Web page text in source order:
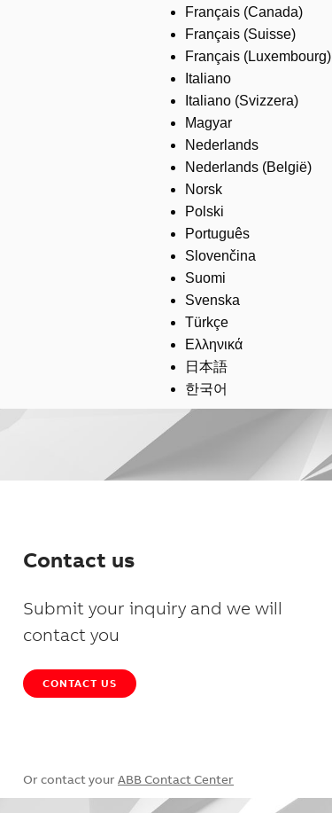
Français (Canada)
Français (Suisse)
Français (Luxembourg)
Italiano
Italiano (Svizzera)
Magyar
Nederlands
Nederlands (België)
Norsk
Polski
Português
Slovenčina
Suomi
Svenska
Türkçe
Ελληνικά
日本語
한국어
Contact us
Submit your inquiry and we will
contact you
CONTACT US
Or contact your ABB Contact Center